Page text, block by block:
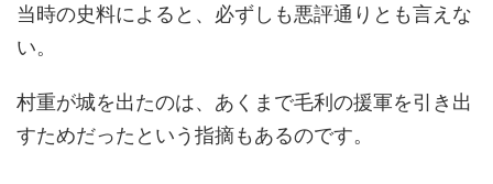
当時の史料によると、必ずしも悪評通りとも言えな
い。
村重が城を出たのは、あくまで毛利の援軍を引き出
すためだったという指摘もあるのです。